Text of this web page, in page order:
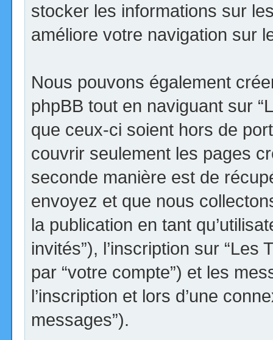
stocker les informations sur
améliore votre navigation sur
Nous pouvons également
phpBB tout en naviguant sur
que ceux-ci soient hors de
couvrir seulement les pages
seconde manière est de
envoyez et que nous
la publication en tant
invités”), l’inscription sur
par “votre compte”) et les
l’inscription et lors d’une
messages”).